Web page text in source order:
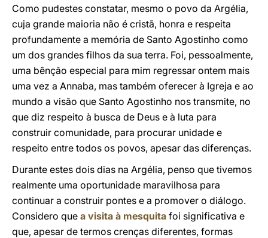
Como pudestes constatar, mesmo o povo da Argélia,
cuja grande maioria não é cristã, honra e respeita
profundamente a memória de Santo Agostinho como
um dos grandes filhos da sua terra. Foi, pessoalmente,
uma bênção especial para mim regressar ontem mais
uma vez a Annaba, mas também oferecer à Igreja e ao
mundo a visão que Santo Agostinho nos transmite, no
que diz respeito à busca de Deus e à luta para
construir comunidade, para procurar unidade e
respeito entre todos os povos, apesar das diferenças.
Durante estes dois dias na Argélia, penso que tivemos
realmente uma oportunidade maravilhosa para
continuar a construir pontes e a promover o diálogo.
Considero que a visita à mesquita foi significativa e
que, apesar de termos crenças diferentes, formas